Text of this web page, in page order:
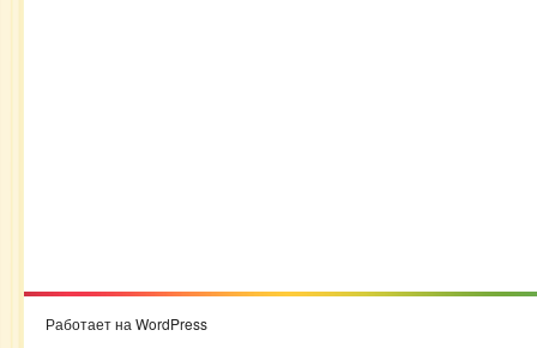
Работает на WordPress